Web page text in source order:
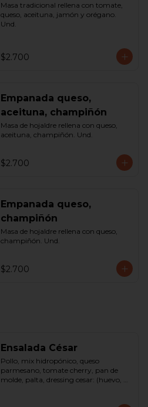
Masa tradicional rellena con tomate,
queso, aceituna, jamón y orégano.
Und.
$2.700
Empanada queso,
aceituna, champiñón
Masa de hojaldre rellena con queso,
aceituna, champiñón. Und.
$2.700
Empanada queso,
champiñón
Masa de hojaldre rellena con queso,
champiñón. Und.
$2.700
Ensalada César
Pollo, mix hidropónico, queso
parmesano, tomate cherry, pan de
molde, palta, dressing cesar: (huevo,